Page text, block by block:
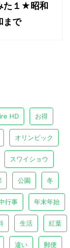
た１★昭和
まで
HD お得
オリンピック
スワイショウ
公園 冬
行事 年末年始
生活 紅葉
違い 郵便